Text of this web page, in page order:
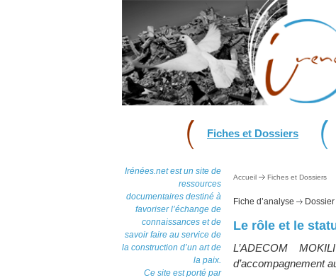
Fiches et Dossiers
Irénées.net est un site de
ressources
documentaires destiné à
favoriser l’échange de
connaissances et de
savoir faire au service de
la construction d’un art de
la paix.
Ce site est porté par
Accueil Fiches et Dossiers
Fiche d’analyse Dossier
Le rôle et le
L’ADECOM
d’accompagnement